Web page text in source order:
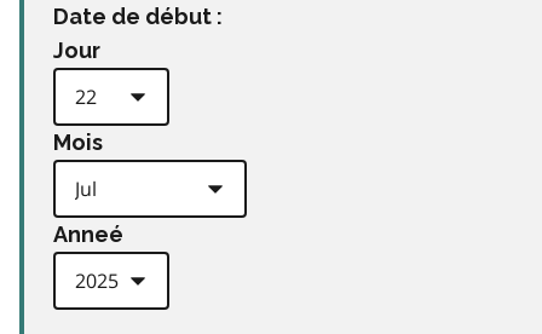
Date de début :
Jour
Mois
Anneé